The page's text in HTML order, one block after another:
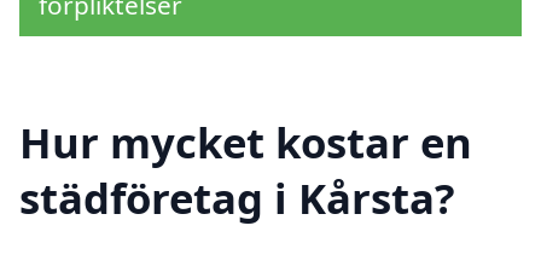
Hur mycket kostar en
städföretag i Kårsta?